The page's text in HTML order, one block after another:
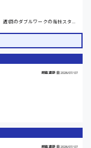
16:00〜翌9:30(休憩3h以上) 仮眠時間有＆シャワーもシャワーも利用可能、週1回のダブルワークの当社スタッフ多数在籍
掲載更新日 2026/07/07
掲載更新日 2026/07/07